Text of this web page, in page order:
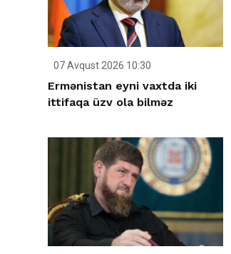
07 Avqust 2026 10:30
Ermənistan eyni vaxtda iki
ittifaqa üzv ola bilməz